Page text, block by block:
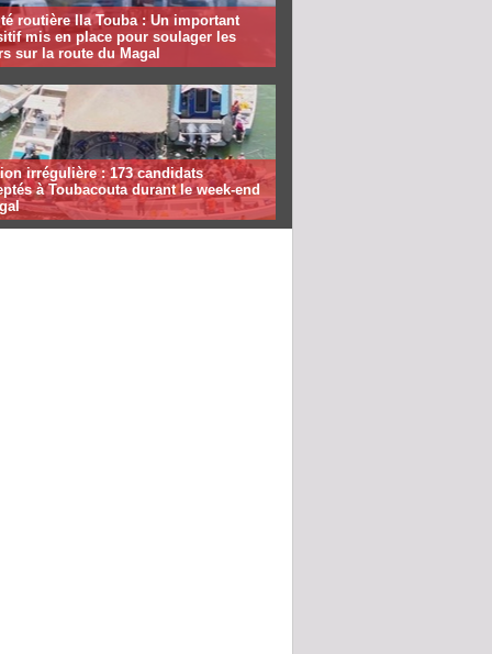
routière Ila Touba : Un important
mis en place pour soulager les
sur la route du Magal
irrégulière : 173 candidats
à Toubacouta durant le week-end